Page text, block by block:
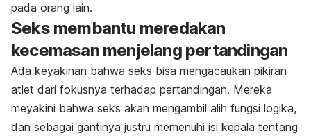
pada orang lain.
Seks membantu meredakan
kecemasan menjelang pertandingan
Ada keyakinan bahwa seks bisa mengacaukan pikiran
atlet dari fokusnya terhadap pertandingan. Mereka
meyakini bahwa seks akan mengambil alih fungsi logika,
dan sebagai gantinya justru memenuhi isi kepala tentang